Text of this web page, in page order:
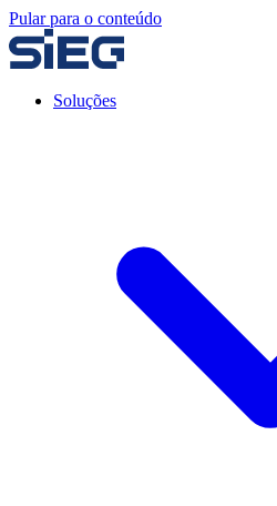
Pular para o conteúdo
Soluções